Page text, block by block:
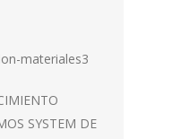
SYSTEM DE